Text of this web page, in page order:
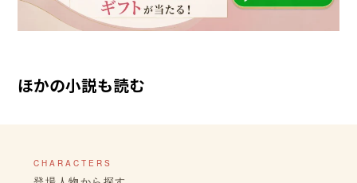
ほかの小説も読む
CHARACTERS